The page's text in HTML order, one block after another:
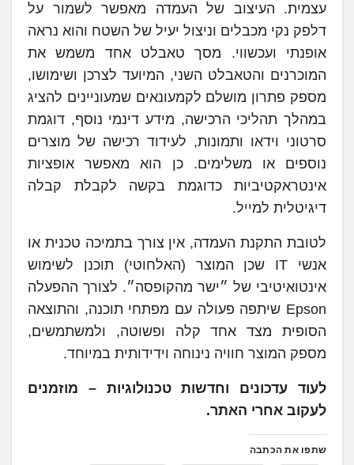
עצמית. העיצוב של העמדה מאפשר לשמור על
דלפק נקי מכבלים וניצול יעיל של השטח והוא נראה
אופנתי ועכשווי. מסך טאבלט אחד משמש את
המוכרנים והטאבלט השני, המיועד לצרכן ושימושו,
מספק פתרון מושלם לקמעונאים שמעוניינים להציג
במהלך תהליכי הרכישה, מידע דינמי נוסף, דוגמת
סרטוני וידאו ותמונות, לעידוד רכישה של מוצרים
נוספים או משלימים. כן הוא מאפשר אופציות
אינטראקטיביות כדוגמת בקשה לקבלת קבלה
דיגיטלית למייל.
לטובת התקנת העמדה, אין צורך בתמיכה טכנית או
אנשי IT שכן המוצר (האלחוטי) תוכנן לשימוש
אינטואיטיבי של ״ישר מהקופסה״. לצורך ההפעלה
Epson שיתפה פעולה עם מפתחי תוכנה, והתוצאה
הסופית מצד אחד קלה ופשוטה, ולמשתמשים,
מספק המוצר חוויה נינוחה וידידותית במיוחד.
לעוד עדכונים וחדשות טכנולוגיות – מוזמנים
לעקוב אחרי האתר.
שתפו את הכתבה